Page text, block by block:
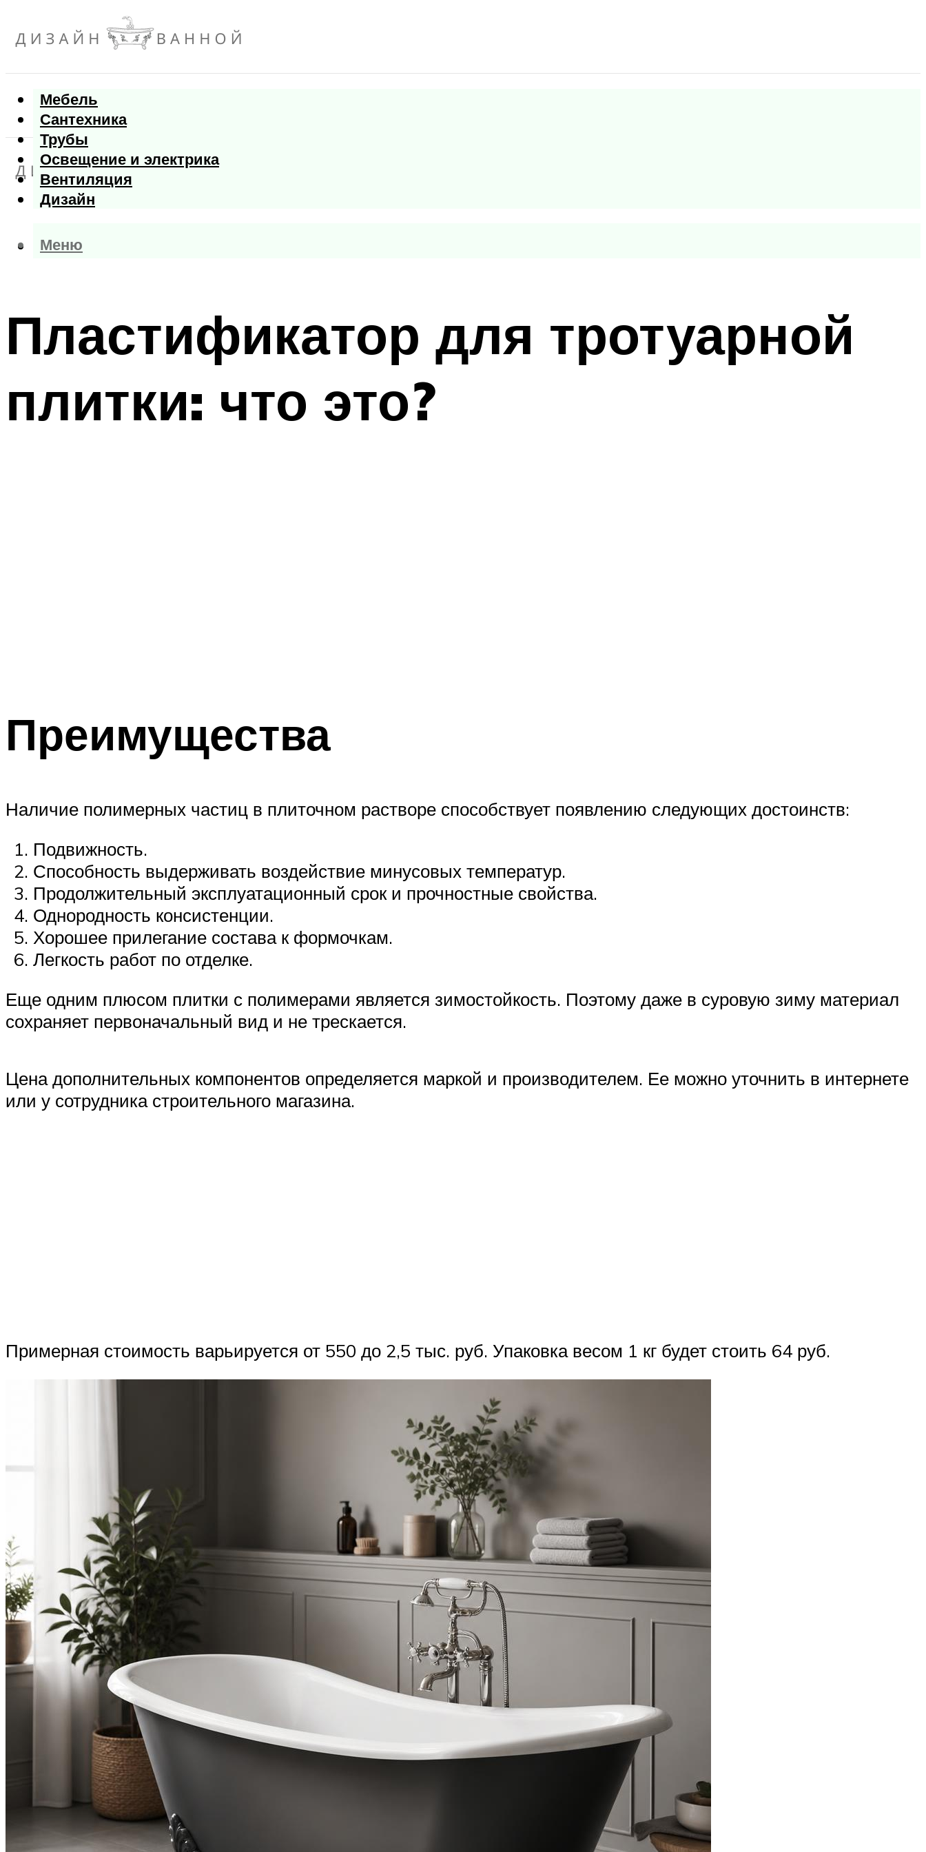
Мебель
Сантехника
Трубы
Освещение и электрика
Вентиляция
Дизайн
Меню
Меню
Пластификатор для тротуарной
плитки: что это?
Преимущества
Наличие полимерных частиц в плиточном растворе способствует появлению следующих достоинств:
Подвижность.
Способность выдерживать воздействие минусовых температур.
Продолжительный эксплуатационный срок и прочностные свойства.
Однородность консистенции.
Хорошее прилегание состава к формочкам.
Легкость работ по отделке.
Еще одним плюсом плитки с полимерами является зимостойкость. Поэтому даже в суровую зиму материал
сохраняет первоначальный вид и не трескается.
Цена дополнительных компонентов определяется маркой и производителем. Ее можно уточнить в интернете
или у сотрудника строительного магазина.
Примерная стоимость варьируется от 550 до 2,5 тыс. руб. Упаковка весом 1 кг будет стоить 64 руб.